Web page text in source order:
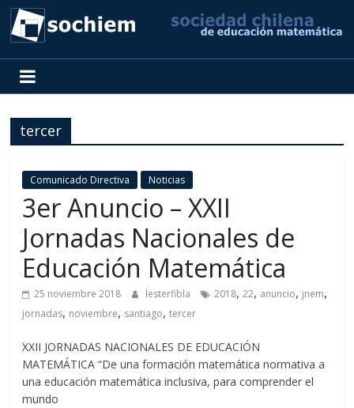
SOCHIEM
Sociedad
Chilena
de
Matemática
tercer
Comunicado Directiva Noticias
3er Anuncio – XXII
Jornadas Nacionales de
Educación Matemática
25 noviembre 2018 lesterfibla 2018,22, anuncio, jnem,
jornadas, noviembre, santiago,tercer
XXII JORNADAS NACIONALES DE EDUCACIÓN
MATEMÁTICA “De una formación matemática normativa a
una educación matemática inclusiva, para comprender el
mundo